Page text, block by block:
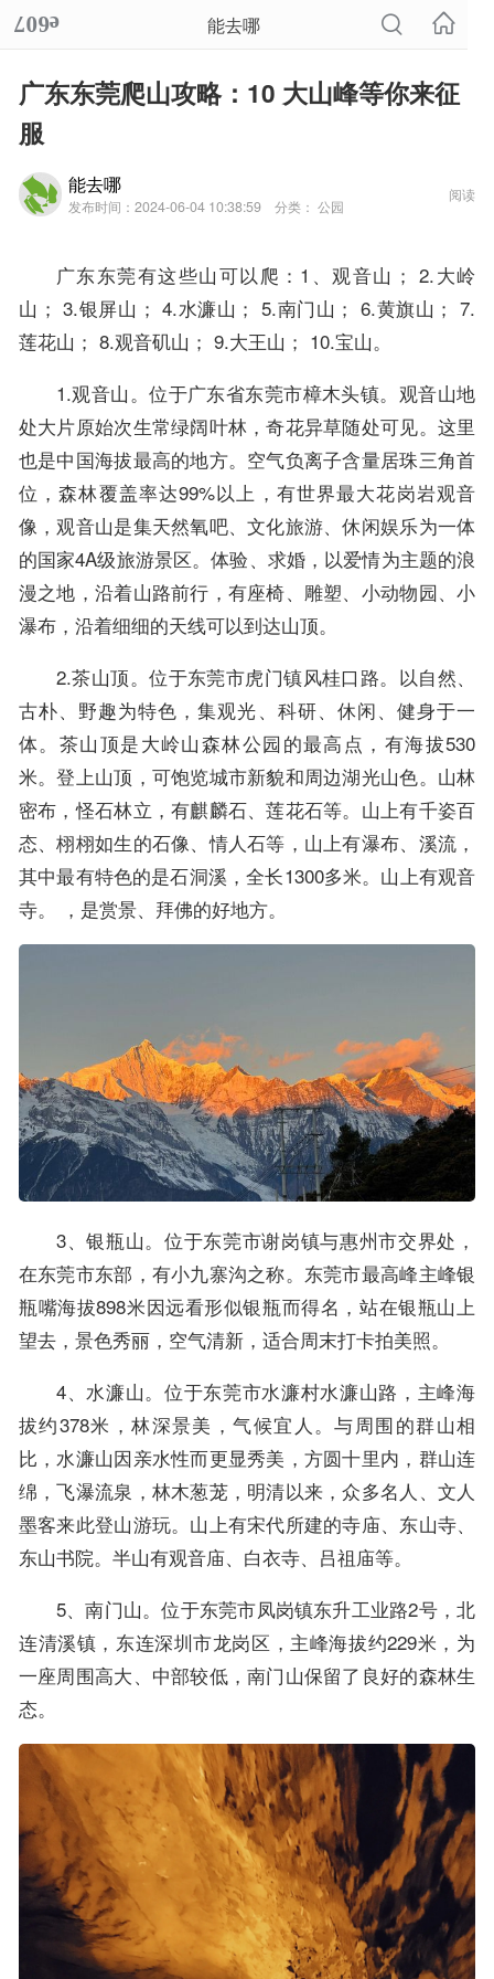
能去哪
广东东莞爬山攻略：10 大山峰等你来征
服
能去哪
发布时间：2024-06-04 10:38:59 分类： 公园
阅读
广东东莞有这些山可以爬：1、观音山； 2.大岭
山； 3.银屏山； 4.水濂山； 5.南门山； 6.黄旗山； 7.
莲花山； 8.观音矶山； 9.大王山； 10.宝山。
1.观音山。位于广东省东莞市樟木头镇。观音山地
处大片原始次生常绿阔叶林，奇花异草随处可见。这里
也是中国海拔最高的地方。空气负离子含量居珠三角首
位，森林覆盖率达99%以上，有世界最大花岗岩观音
像，观音山是集天然氧吧、文化旅游、休闲娱乐为一体
的国家4A级旅游景区。体验、求婚，以爱情为主题的浪
漫之地，沿着山路前行，有座椅、雕塑、小动物园、小
瀑布，沿着细细的天线可以到达山顶。
2.茶山顶。位于东莞市虎门镇风桂口路。以自然、
古朴、野趣为特色，集观光、科研、休闲、健身于一
体。茶山顶是大岭山森林公园的最高点，有海拔530
米。登上山顶，可饱览城市新貌和周边湖光山色。山林
密布，怪石林立，有麒麟石、莲花石等。山上有千姿百
态、栩栩如生的石像、情人石等，山上有瀑布、溪流，
其中最有特色的是石洞溪，全长1300多米。山上有观音
寺。 ，是赏景、拜佛的好地方。
3、银瓶山。位于东莞市谢岗镇与惠州市交界处，
在东莞市东部，有小九寨沟之称。东莞市最高峰主峰银
瓶嘴海拔898米因远看形似银瓶而得名，站在银瓶山上
望去，景色秀丽，空气清新，适合周末打卡拍美照。
4、水濂山。位于东莞市水濂村水濂山路，主峰海
拔约378米，林深景美，气候宜人。与周围的群山相
比，水濂山因亲水性而更显秀美，方圆十里内，群山连
绵，飞瀑流泉，林木葱茏，明清以来，众多名人、文人
墨客来此登山游玩。山上有宋代所建的寺庙、东山寺、
东山书院。半山有观音庙、白衣寺、吕祖庙等。
5、南门山。位于东莞市凤岗镇东升工业路2号，北
连清溪镇，东连深圳市龙岗区，主峰海拔约229米，为
一座周围高大、中部较低，南门山保留了良好的森林生
态。